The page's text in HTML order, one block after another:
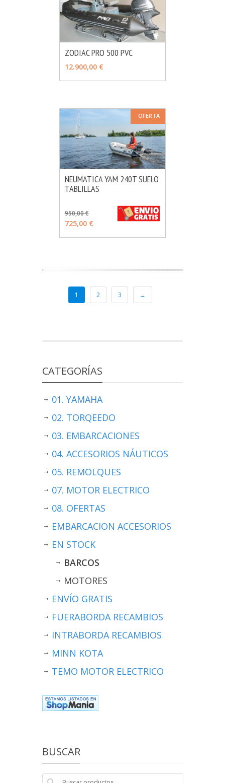
ZODIAC PRO 500 PVC
12.900,00 €
OFERTA
VER OPCIONES
NEUMATICA YAM 240T SUELO
TABLILLAS
950,00 €
725,00 €
1 2 3 →
CATEGORÍAS
01. YAMAHA
02. TORQEEDO
03. EMBARCACIONES
04. ACCESORIOS NÁUTICOS
05. REMOLQUES
07. MOTOR ELECTRICO
08. OFERTAS
EMBARCACION ACCESORIOS
EN STOCK
BARCOS
MOTORES
ENVÍO GRATIS
FUERABORDA RECAMBIOS
INTRABORDA RECAMBIOS
MINN KOTA
TEMO MOTOR ELECTRICO
BUSCAR